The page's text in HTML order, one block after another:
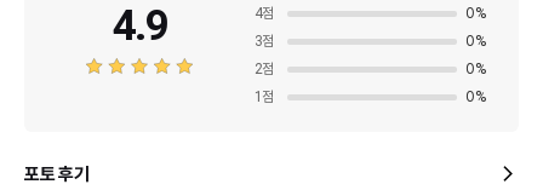
4.9
4점 0%
3점 0%
2점 0%
1 점 0%
포토 후기